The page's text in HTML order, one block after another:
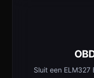
Sluit een